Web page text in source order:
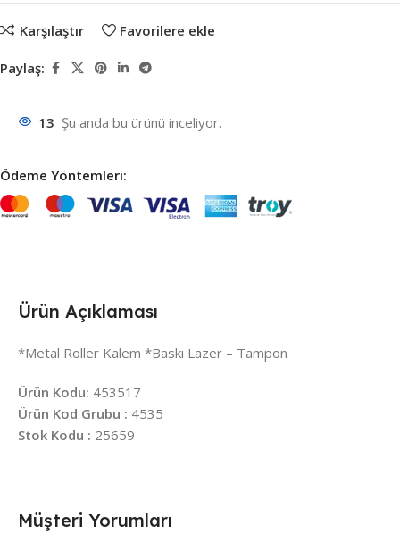
Karşılaştır Favorilere ekle
Paylaş:
13 Şu anda bu ürünü inceliyor.
Ödeme Yöntemleri:
Ürün Açıklaması
*Metal Roller Kalem *Baskı Lazer – Tampon
Ürün Kodu: 453517
Ürün Kod Grubu : 4535
Stok Kodu : 25659
Müşteri Yorumları